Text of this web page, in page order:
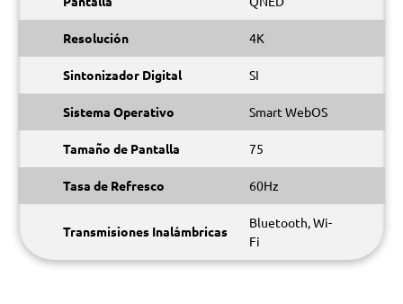
Resolución 4K
Sintonizador Digital SI
Sistema Operativo Smart WebOS
Tamaño de Pantalla 75
Tasa de Refresco 60Hz
Transmisiones Inalámbricas
Bluetooth, Wi-
Fi